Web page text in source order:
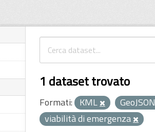
1 dataset trovato
Formati: KML GeoJSON
viabilità di emergenza